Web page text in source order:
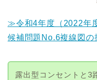
≫令和4年度（2022年
候補問題No.6複線図の
露出型コンセントと3